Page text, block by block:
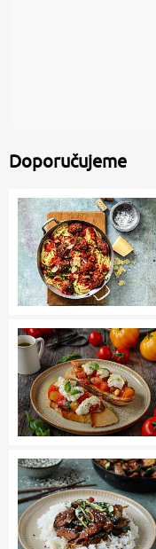
Doporučujeme